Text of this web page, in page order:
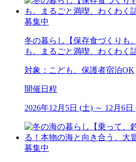
募集中
冬の暮らし【保存食づくりも
も。まるごと満喫、わくわく
対象：こども、保護者宿泊OK
開催日程
2026年12月5日 (土) ～ 12月6日
募集中